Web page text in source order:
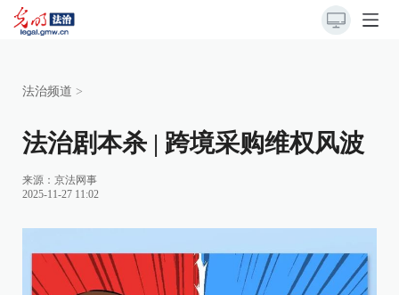
法治频道 >
法治剧本杀 | 跨境采购维权风波
来源： 京法网事
2025-11-27 11:02